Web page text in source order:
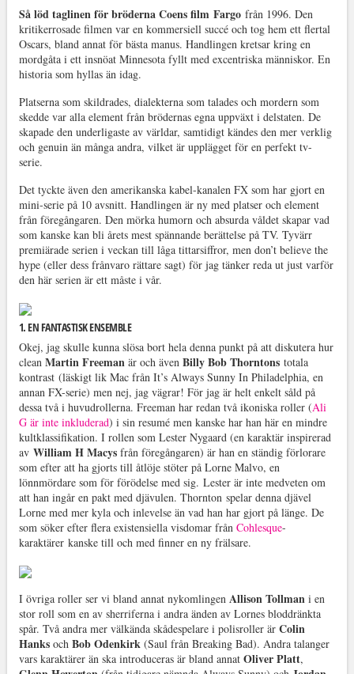
Så löd taglinen för bröderna Coens film Fargofrån 1996. Den
kritikerrosade filmen var en kommersiell succé och tog hem ett flertal
Oscars, bland annat för bästa manus. Handlingen kretsar kring en
mordgåta i ett insnöat Minnesota fyllt med excentriska människor. En
historia som hyllas än idag.
Platserna som skildrades, dialekterna som talades och mordern som
skedde var alla element från brödernas egna uppväxt i delstaten. De
skapade den underligaste av världar, samtidigt kändes den mer verklig
och genuin än många andra, vilket är upplägget för en perfekt tv-
serie.
Det tyckte även den amerikanska kabel-kanalen FX som har gjort en
mini-serie på 10 avsnitt. Handlingen är ny med platser och element
från föregångaren. Den mörka humorn och absurda våldet skapar vad
som kanske kan bli årets mest spännande berättelse på TV. Tyvärr
premiärade serien i veckan till låga tittarsiffror, men don’t believe the
hype (eller dess frånvaro rättare sagt) för jag tänker reda ut just varför
den här serien är ett måste i vår.
1. EN FANTASTISK ENSEMBLE
Okej, jag skulle kunna slösa bort hela denna punkt på att diskutera hur
cleanMartin Freeman är och även Billy Bob Thorntons totala
kontrast (läskigt lik Mac från It’s Always Sunny In Philadelphia, en
annan FX-serie) men nej, jag vägrar! För jag är helt enkelt såld på
dessa två i huvudrollerna. Freeman har redan två ikoniska roller (Ali
G är inte inkluderad) i sin resumé men kanske har han här en mindre
kultklassifikation. I rollen som Lester Nygaard (en karaktär inspirerad
av William H Macysfrån föregångaren) är han en ständig förlorare
som efter att ha gjorts till åtlöje stöter på Lorne Malvo, en
lönnmördare som för förödelse med sig. Lester är inte medveten om
att han ingår en pakt med djävulen. Thornton spelar denna djävel
Lorne med mer kyla och inlevelse än vad han har gjort på länge. De
som söker efter flera existensiella visdomar från Cohlesque-
karaktärer kanske till och med finner en ny frälsare.
I övriga roller ser vi bland annat nykomlingen Allison Tollman i en
stor roll som en av sherriferna i andra änden av Lornes bloddränkta
spår. Två andra mer välkända skådespelare i polisroller är Colin
Hanksoch Bob Odenkirk (Saul från Breaking Bad). Andra talanger
vars karaktärer än ska introduceras är bland annat Oliver Platt,